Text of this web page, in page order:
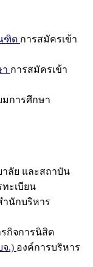
ฑิต การสมัครเข้า
การสมัครเข้า
มการศึกษา
ลัย และสถาบัน
ะเบียน
ำนักบริหาร
กิจการนิสิต
จ.) องค์การบริหาร